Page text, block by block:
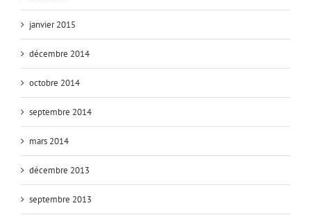
janvier 2015
décembre 2014
octobre 2014
septembre 2014
mars 2014
décembre 2013
septembre 2013